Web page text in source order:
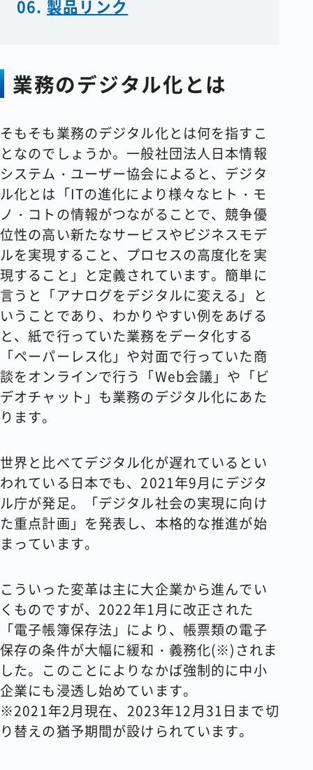
製品リンク
業務のデジタル化とは
そもそも業務のデジタル化とは何を指すこ
となのでしょうか。一般社団法人日本情報
システム・ユーザー協会によると、デジタ
ル化とは「ITの進化により様々なヒト・モ
ノ・コトの情報がつながることで、競争優
位性の高い新たなサービスやビジネスモデ
ルを実現すること、プロセスの高度化を実
現すること」と定義されています。簡単に
言うと「アナログをデジタルに変える」と
いうことであり、わかりやすい例をあげる
と、紙で行っていた業務をデータ化する
「ペーパーレス化」や対面で行っていた商
談をオンラインで行う「Web会議」や「ビ
デオチャット」も業務のデジタル化にあた
ります。
世界と比べてデジタル化が遅れているとい
われている日本でも、2021年9月にデジタ
ル庁が発足。「デジタル社会の実現に向け
た重点計画」を発表し、本格的な推進が始
まっています。
こういった変革は主に大企業から進んでい
くものですが、2022年1月に改正された
「電子帳簿保存法」により、帳票類の電子
保存の条件が大幅に緩和・義務化(※)されま
した。このことによりなかば強制的に中小
企業にも浸透し始めています。
※2021年2月現在、2023年12月31日まで切
り替えの猶予期間が設けられています。